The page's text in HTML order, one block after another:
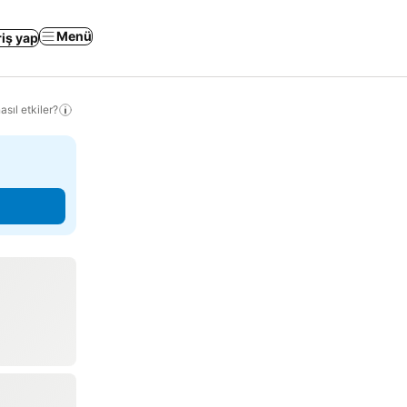
yap Menü
etkiler?